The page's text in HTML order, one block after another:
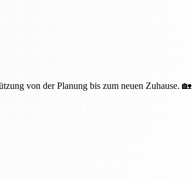
von der Planung bis zum neuen Zuhause. 🏡